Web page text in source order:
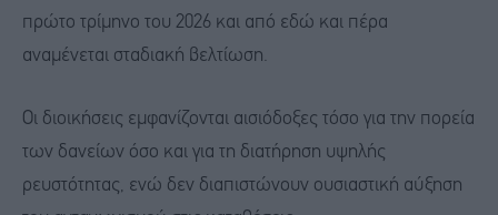
πρώτο τρίμηνο του 2026 και από εδώ και πέρα
αναμένεται σταδιακή βελτίωση.
Οι διοικήσεις εμφανίζονται αισιόδοξες τόσο για την πορεία
των δανείων όσο και για τη διατήρηση υψηλής
ρευστότητας, ενώ δεν διαπιστώνουν ουσιαστική αύξηση